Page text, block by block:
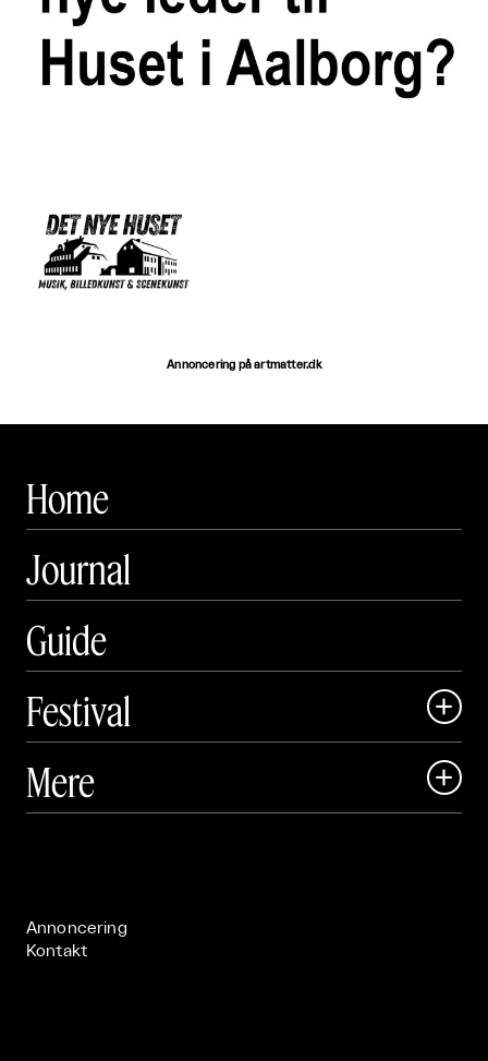
Annoncering på artmatter.dk
Home
Journal
Guide
Festival

 Art Matter Festival
Mere 
Annoncering
Kontakt